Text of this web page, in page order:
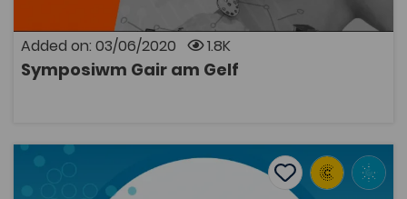
Added on: 03/06/2020 1.8K
Symposiwm Gair am Gelf
OPEN
Salem's Peace? A close reading of Cliff McLucas's
Add to favourites
Publish Date: 2014 Add to favourites